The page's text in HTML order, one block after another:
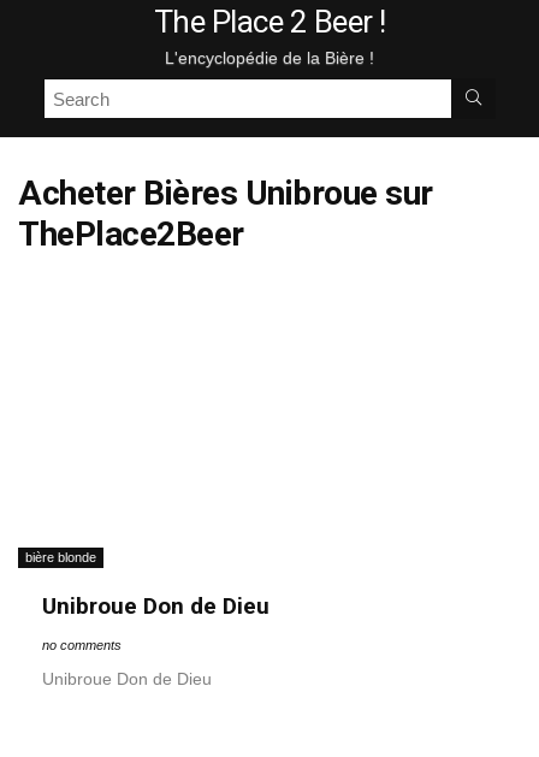
The Place 2 Beer !
L'encyclopédie de la Bière !
Acheter Bières Unibroue sur
ThePlace2Beer
bière blonde
Unibroue Don de Dieu
no comments
Unibroue Don de Dieu